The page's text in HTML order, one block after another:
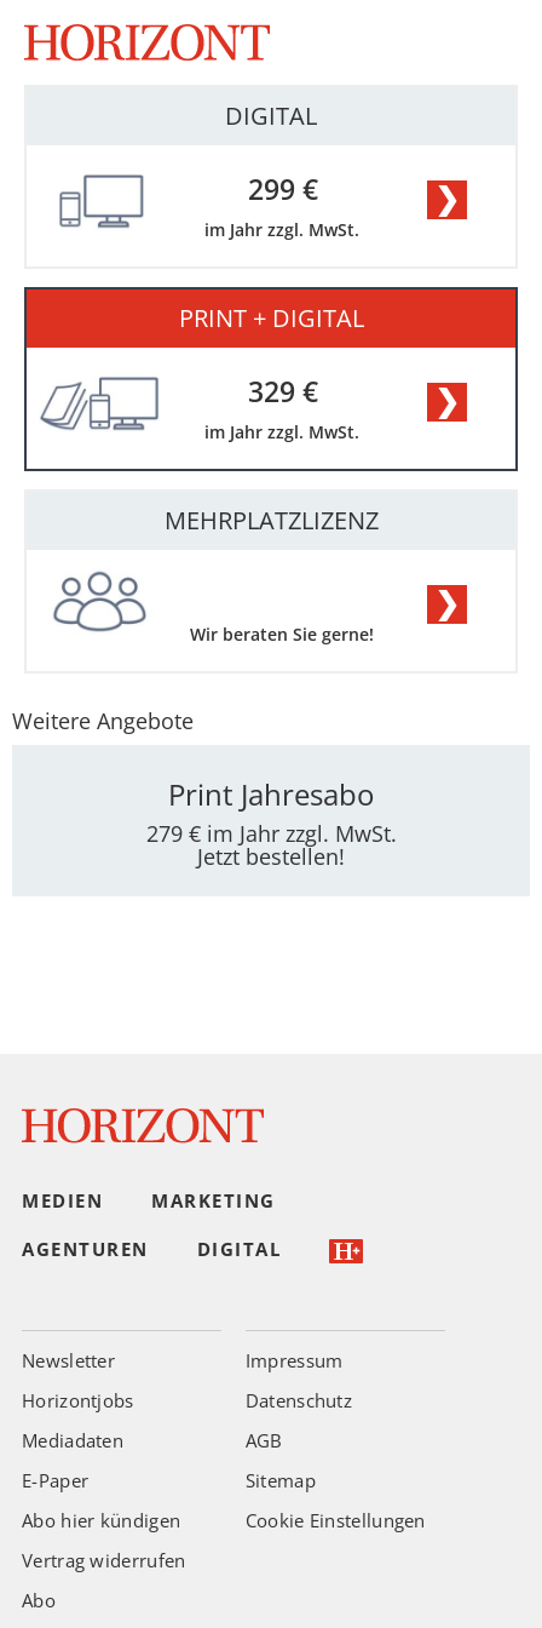
DIGITAL
299 €
im Jahr zzgl. MwSt.
❯
PRINT + DIGITAL
329 €
im Jahr zzgl. MwSt.
❯
MEHRPLATZLIZENZ
Wir beraten Sie gerne!
❯
Weitere Angebote
Print Jahresabo
279 € im Jahr zzgl. MwSt.
Jetzt bestellen!
MEDIEN
MARKETING
AGENTUREN
DIGITAL
Newsletter
Horizontjobs
Mediadaten
E-Paper
Abo hier kündigen
Vertrag widerrufen
Abo
Impressum
Datenschutz
AGB
Sitemap
Cookie Einstellungen